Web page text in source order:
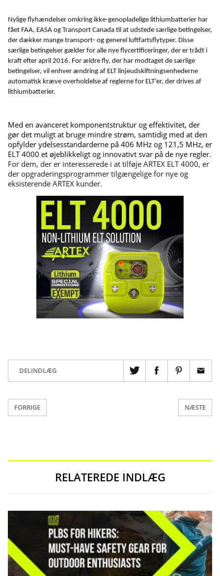
Nylige flyhændelser omkring ikke-genopladelige lithiumbatterier har
fået FAA, EASA og Transport Canada til at udstede særlige betingelser,
der dækker mange transport- og generel luftfartsflytyper. Disse
særlige betingelser gælder for alle nye flycertificeringer, der er trådt i
kraft efter april 2016. For ældre fly, der har modtaget de særlige
betingelser, vil enhver ændring af ELT linjeudskiftningsenhederne
automatisk kræve overholdelse af reglerne for ELT’er, der drives af
lithiumbatterier.
Med en avanceret komponentstruktur og effektivitet, der
gør det muligt at bruge mindre strøm, samtidig med at den
opfylder ydelsesstandarderne på 406 MHz og 121,5 MHz, er
ELT 4000 et øjeblikkeligt og innovativt svar på de nye regler.
For dem, der er interesserede i at tilføje ARTEX ELT 4000, er
der opgraderingsprogrammer tilgængelige for nye og
eksisterende ARTEX kunder.
DELINDLÆG
FORRIGE NÆSTE
RELATEREDE INDLÆG